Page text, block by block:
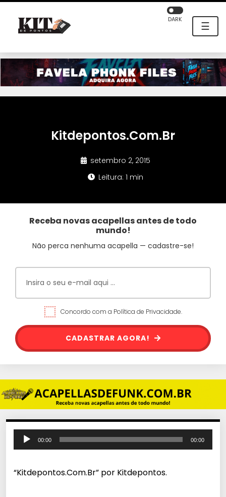
☰
DARK
Kitdepontos.Com.Br
setembro 2, 2015
Leitura: 1 min
Receba novas acapellas antes de todo
mundo!
Não perca nenhuma acapella — cadastre-se!
Concordo com a Política de Privacidade.
CADASTRAR AGORA!
o
a
00:00 00:00
“Kitdepontos.Com.Br” por Kitdepontos.